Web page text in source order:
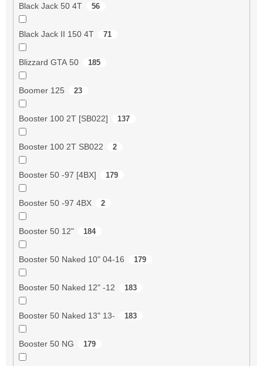
Black Jack 50 4T 56
Black Jack II 150 4T 71
Blizzard GTA 50 185
Boomer 125 23
Booster 100 2T [SB022] 137
Booster 100 2T SB022 2
Booster 50 -97 [4BX] 179
Booster 50 -97 4BX 2
Booster 50 12" 184
Booster 50 Naked 10" 04-16 179
Booster 50 Naked 12" -12 183
Booster 50 Naked 13" 13- 183
Booster 50 NG 179